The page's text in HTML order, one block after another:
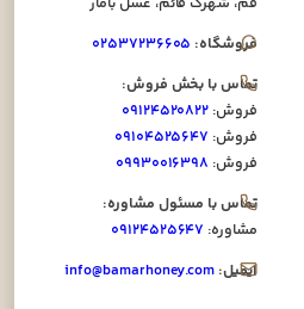
فروشگاه: ۰۲۵۳۷۲۳۶۶۰۵
تماس با بخش فروش:
فروش: ۰۹۱۲۴۵۲۰۸۲۲
فروش: ۰۹۱۰۴۵۲۵۶۴۷
فروش: ۰۹۹۳۰۰۱۶۳۹۸
تماس با مسئول مشاوره:
مشاوره: ۰۹۱۲۴۵۲۵۶۴۷
ایمیل: info@bamarhoney.com